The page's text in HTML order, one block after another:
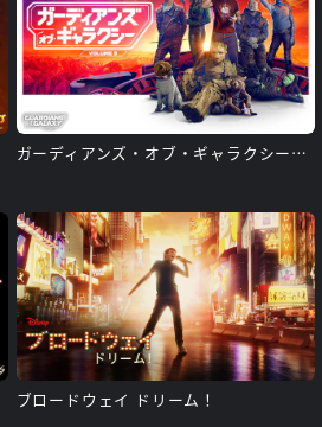
ガーディアンズ・オブ・ギャラクシー：VOLUME 3
ブロードウェイ ドリーム！